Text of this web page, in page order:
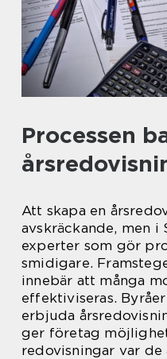
Processen
Att skapa en
avskräckande, men i
experter som gör
smidigare.
innebär att många
effektiviseras.
erbjuda
ger företag
redovisningar var de